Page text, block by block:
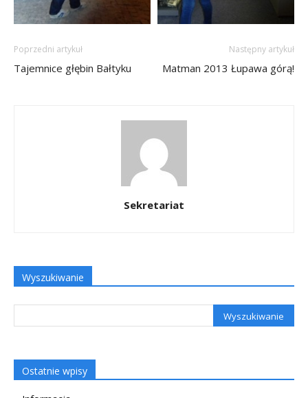
Poprzedni artykuł
Tajemnice głębin Bałtyku
Następny artykuł
Matman 2013 Łupawa górą!
Sekretariat
Wyszukiwanie
Ostatnie wpisy